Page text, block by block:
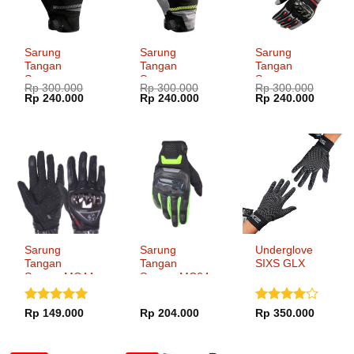
Sarung
Tangan
Scoyco
MC203 Black
Rp300.000
Harga
aslinya
Rp 240.000Harga
Sarung
Tangan
Scoyco
MC203 Green
Rp300.000
Harga
aslinya
Rp 240.000Harga
Sarung
Tangan
Scoyco
MC203 Red
Rp300.000
Harga
aslinya
Rp 240.000Harga
Rp
Sarung
Tangan
Scoyco MC44
Dinilai5
Rp 149.000
Sarung
Tangan
Scoyco MC64-
Rp 204.000
Underglove
SIXS GLX
Dinilai4
Rp 350.000